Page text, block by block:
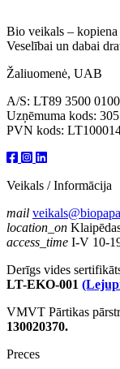
Bio veikals – kopiena
Veselībai un dabai
Žaliuomenė, UAB
A/S: LT89 3500
Uzņēmuma kods:
PVN kods:
Veikals / Informācija
mail
location_on
access_time I-V 10-
Derīgs vides
LT-EKO-001
VMVT Pārtikas
130020370.
Preces